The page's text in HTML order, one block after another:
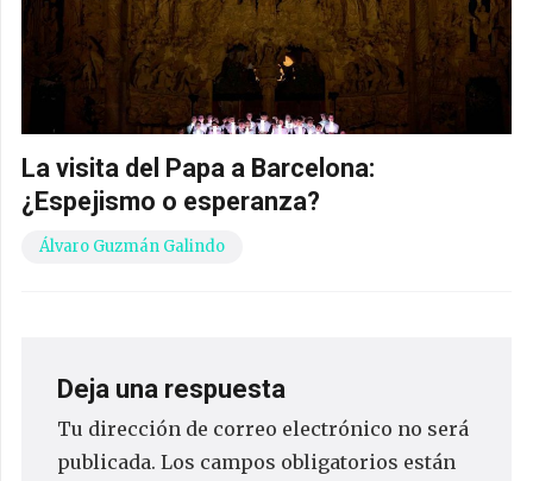
La visita del Papa a Barcelona:
¿Espejismo o esperanza?
Álvaro Guzmán Galindo
Deja una respuesta
Tu dirección de correo electrónico no será
publicada. Los campos obligatorios están